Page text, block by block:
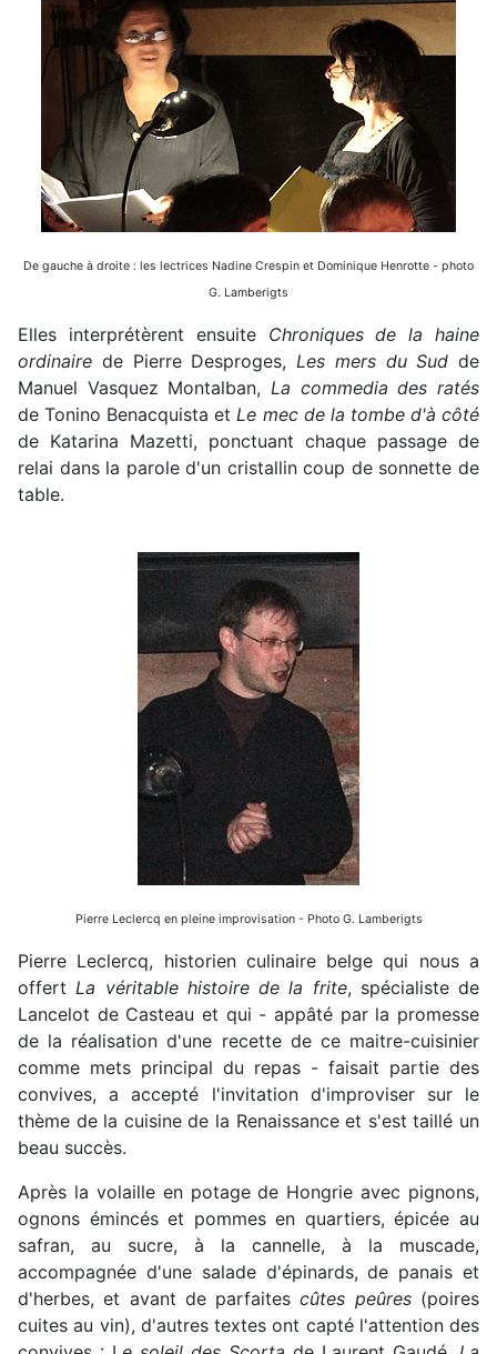
De gauche à droite : les lectrices Nadine Crespin et Dominique Henrotte - photo
G. Lamberigts
Elles interprétèrent ensuite Chroniques de la haine
ordinaire de Pierre Desproges, Les mers du Sud de
Manuel Vasquez Montalban, La commedia des ratés
de Tonino Benacquista etLe mec de la tombe d'à côté
de Katarina Mazetti, ponctuant chaque passage de
relai dans la parole d'un cristallin coup de sonnette de
table.
Pierre Leclercq en pleine improvisation - Photo G. Lamberigts
Pierre Leclercq, historien culinaire belge qui nous a
offertLa véritable histoire de la frite, spécialiste de
Lancelot de Casteau et qui - appâté par la promesse
de la réalisation d'une recette de ce maitre-cuisinier
comme mets principal du repas - faisait partie des
convives, a accepté l'invitation d'improviser sur le
thème de la cuisine de la Renaissance et s'est taillé un
beau succès.
Après la volaille en potage de Hongrie avec pignons,
ognons émincés et pommes en quartiers, épicée au
safran, au sucre, à la cannelle, à la muscade,
accompagnée d'une salade d'épinards, de panais et
d'herbes, et avant de parfaitescûtes peûres(poires
cuites au vin), d'autres textes ont capté l'attention des